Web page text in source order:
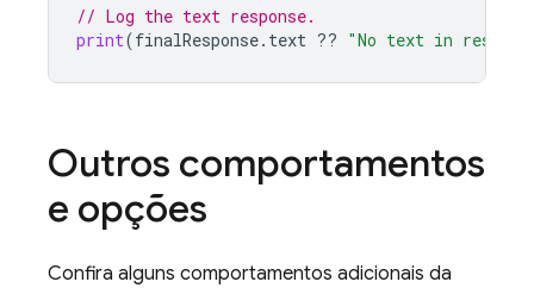
// Log the text response.
print(finalResponse. text ?? "No text in
Outros comportamentos
e opções
Confira alguns comportamentos adicionais da